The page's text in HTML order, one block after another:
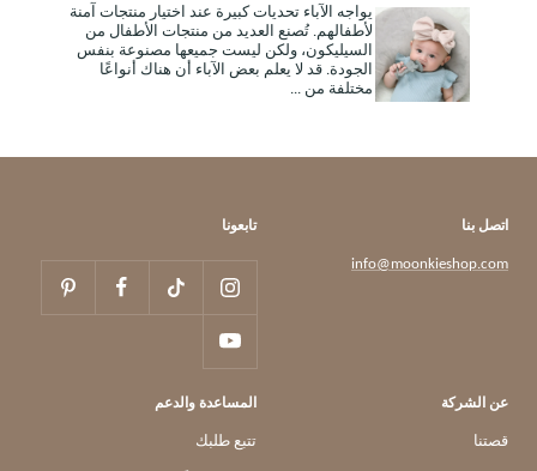
يواجه الآباء تحديات كبيرة عند اختيار منتجات آمنة
لأطفالهم. تُصنع العديد من منتجات الأطفال من
السيليكون، ولكن ليست جميعها مصنوعة بنفس
الجودة. قد لا يعلم بعض الآباء أن هناك أنواعًا
مختلفة من ...
اتصل بنا
info@moonkieshop.com
تابعونا
عن الشركة
قصتنا
المساعدة والدعم
تتبع طلبك